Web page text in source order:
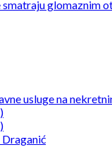
glomaznim
usluge na
Draganić